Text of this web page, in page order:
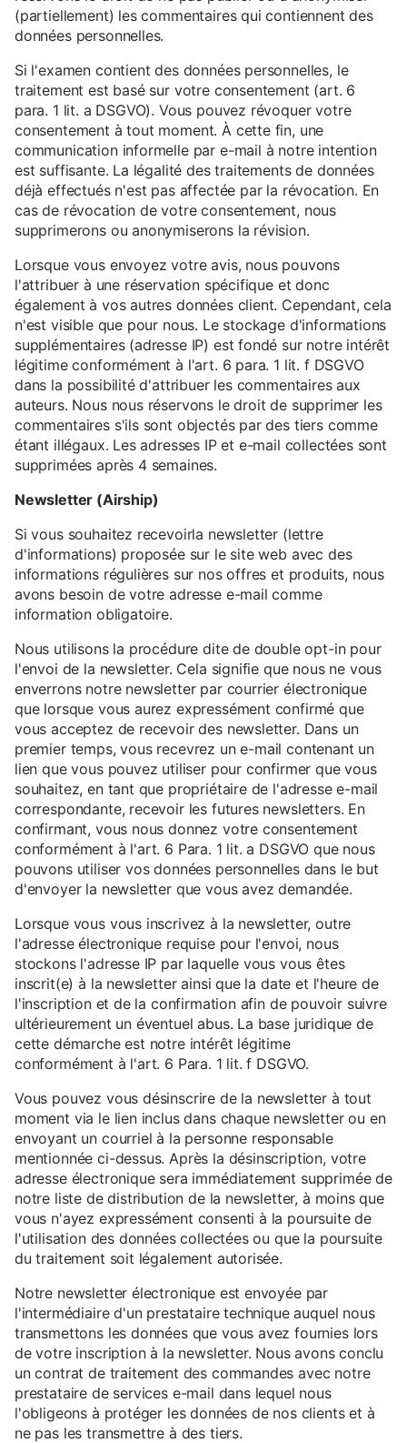
(partiellement) les commentaires qui contiennent des
données personnelles.
Si l'examen contient des données personnelles, le
traitement est basé sur votre consentement (art. 6
para. 1 lit. a DSGVO). Vous pouvez révoquer votre
consentement à tout moment. À cette fin, une
communication informelle par e-mail à notre intention
est suffisante. La légalité des traitements de données
déjà effectués n'est pas affectée par la révocation. En
cas de révocation de votre consentement, nous
supprimerons ou anonymiserons la révision.
Lorsque vous envoyez votre avis, nous pouvons
l'attribuer à une réservation spécifique et donc
également à vos autres données client. Cependant, cela
n'est visible que pour nous. Le stockage d'informations
supplémentaires (adresse IP) est fondé sur notre intérêt
légitime conformément à l'art. 6 para. 1 lit. f DSGVO
dans la possibilité d'attribuer les commentaires aux
auteurs. Nous nous réservons le droit de supprimer les
commentaires s'ils sont objectés par des tiers comme
étant illégaux. Les adresses IP et e-mail collectées sont
supprimées après 4 semaines.
Newsletter (Airship)
Si vous souhaitez recevoirla newsletter (lettre
d'informations) proposée sur le site web avec des
informations régulières sur nos offres et produits, nous
avons besoin de votre adresse e-mail comme
information obligatoire.
Nous utilisons la procédure dite de double opt-in pour
l'envoi de la newsletter. Cela signifie que nous ne vous
enverrons notre newsletter par courrier électronique
que lorsque vous aurez expressément confirmé que
vous acceptez de recevoir des newsletter. Dans un
premier temps, vous recevrez un e-mail contenant un
lien que vous pouvez utiliser pour confirmer que vous
souhaitez, en tant que propriétaire de l'adresse e-mail
correspondante, recevoir les futures newsletters. En
confirmant, vous nous donnez votre consentement
conformément à l'art. 6 Para. 1 lit. a DSGVO que nous
pouvons utiliser vos données personnelles dans le but
d'envoyer la newsletter que vous avez demandée.
Lorsque vous vous inscrivez à la newsletter, outre
l'adresse électronique requise pour l'envoi, nous
stockons l'adresse IP par laquelle vous vous êtes
inscrit(e) à la newsletter ainsi que la date et l'heure de
l'inscription et de la confirmation afin de pouvoir suivre
ultérieurement un éventuel abus. La base juridique de
cette démarche est notre intérêt légitime
conformément à l'art. 6 Para. 1 lit. f DSGVO.
Vous pouvez vous désinscrire de la newsletter à tout
moment via le lien inclus dans chaque newsletter ou en
envoyant un courriel à la personne responsable
mentionnée ci-dessus. Après la désinscription, votre
adresse électronique sera immédiatement supprimée de
notre liste de distribution de la newsletter, à moins que
vous n'ayez expressément consenti à la poursuite de
l'utilisation des données collectées ou que la poursuite
du traitement soit légalement autorisée.
Notre newsletter électronique est envoyée par
l'intermédiaire d'un prestataire technique auquel nous
transmettons les données que vous avez fournies lors
de votre inscription à la newsletter. Nous avons conclu
un contrat de traitement des commandes avec notre
prestataire de services e-mail dans lequel nous
l'obligeons à protéger les données de nos clients et à
ne pas les transmettre à des tiers.